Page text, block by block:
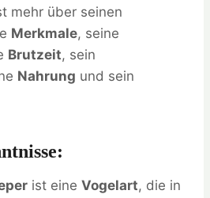
mehr über seinen
Merkmale, seine
Brutzeit, sein
Nahrung und sein
ist eine Vogelart, die in